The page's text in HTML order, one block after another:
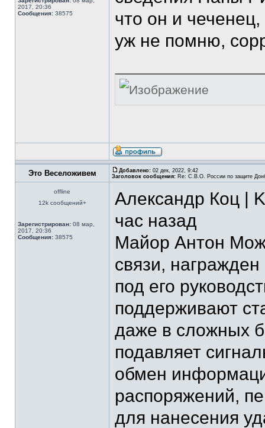
2017, 20:36
Сообщения: 38575
что он и чеченец,
уж не помню,
Это Веселоживем Добавлено: 02 дек, 2022, 9:42
Заголовок сообщения: Re: С.В.О. России по защите
offline
12k сообщений+
Зарегистрирован: 08 мар,
2017, 20:36
Сообщения: 38575
Александр Коц |
час назад
Майор Антон
связи,
под его
поддерживают
даже в сложных
подавляет
обмен
распоряжений,
для нанесения